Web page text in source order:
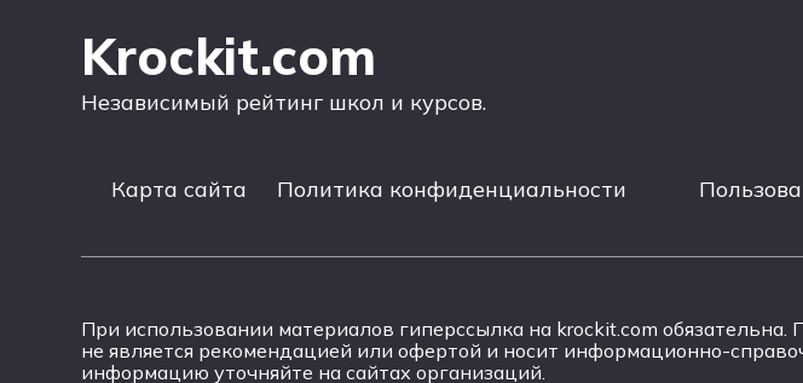
Krockit.com
Независимый рейтинг школ и курсов.
Карта сайта Политика конфиденциальности
При использовании материалов гиперссылка на krockit.com
не является рекомендацией или офертой и носит информационно-
информацию уточняйте на сайтах организаций.